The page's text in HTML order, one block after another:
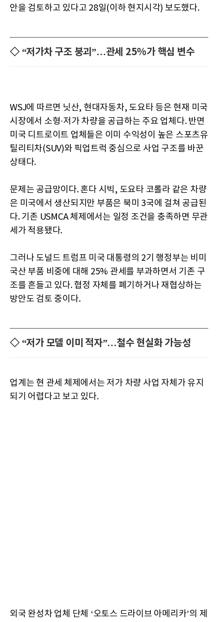
안을 검토하고 있다고 28일(이하 현지시각) 보도했다.
◇ “저가차 구조 붕괴”…관세 25%가 핵심 변수
WSJ에 따르면 닛산, 현대자동차, 도요타 등은 현재 미국
시장에서 소형·저가 차량을 공급하는 주요 업체다. 반면
미국 디트로이트 업체들은 이미 수익성이 높은 스포츠유
틸리티차(SUV)와 픽업트럭 중심으로 사업 구조를 바꾼
상태다.
문제는 공급망이다. 혼다 시빅, 도요타 코롤라 같은 차량
은 미국에서 생산되지만 부품은 북미 3국에 걸쳐 공급된
다. 기존 USMCA 체제에서는 일정 조건을 충족하면 무관
세가 적용됐다.
그러나 도널드 트럼프 미국 대통령의 2기 행정부는 비미
국산 부품 비중에 대해 25% 관세를 부과하면서 기존 구
조를 흔들고 있다. 협정 자체를 폐기하거나 재협상하는
방안도 검토 중이다.
◇ “저가 모델 이미 적자”…철수 현실화 가능성
업계는 현 관세 체제에서는 저가 차량 사업 자체가 유지
되기 어렵다고 보고 있다.
외국 완성차 업체 단체 ‘오토스 드라이브 아메리카’의 제